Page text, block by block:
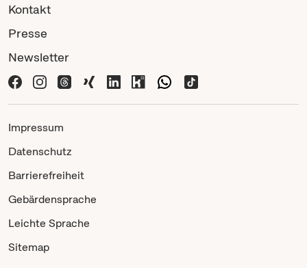
Kontakt
Presse
Newsletter
Impressum
Datenschutz
Barrierefreiheit
Gebärdensprache
Leichte Sprache
Sitemap